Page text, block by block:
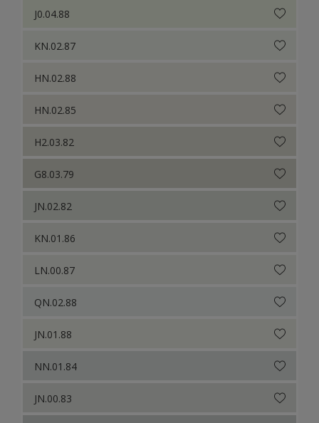
J0.04.88
KN.02.87
HN.02.88
HN.02.85
H2.03.82
G8.03.79
JN.02.82
KN.01.86
LN.00.87
QN.02.88
JN.01.88
NN.01.84
JN.00.83